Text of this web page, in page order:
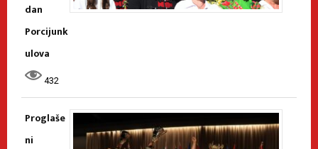
dan
Porcijunk
ulova
432
Proglaše
ni